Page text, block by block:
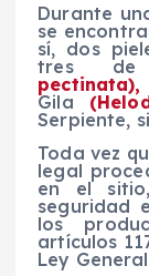
Durante
se
sí, dos
tres de
pectinata),
Gila
Serpiente,
Toda vez
legal
en el
seguridad
los
artículos
Ley